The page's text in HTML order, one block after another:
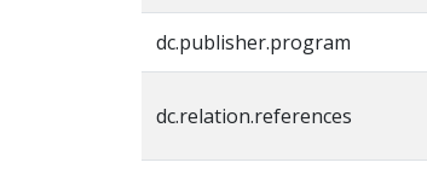
dc.publisher.program
dc.relation.references